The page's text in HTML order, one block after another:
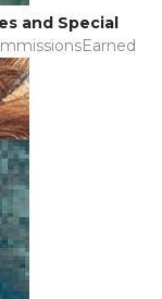
and Special